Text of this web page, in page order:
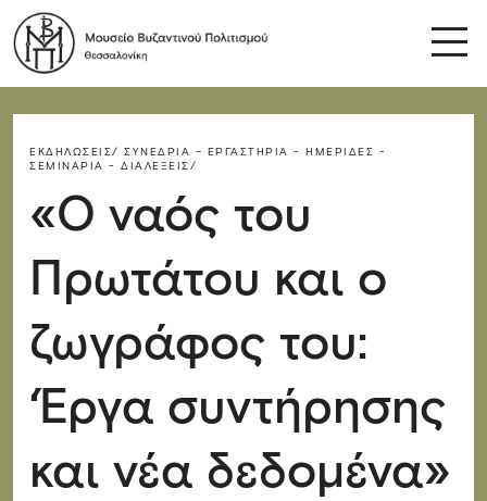
ΕΚΔΗΛΏΣΕΙΣ/ ΣΥΝΈΔΡΙΑ – ΕΡΓΑΣΤΉΡΙΑ - ΗΜΕΡΊΔΕΣ -
ΣΕΜΙΝΆΡΙΑ - ΔΙΑΛΈΞΕΙΣ/
«Ο ναός του
Πρωτάτου και ο
ζωγράφος του:
‘Έργα συντήρησης
και νέα δεδομένα»